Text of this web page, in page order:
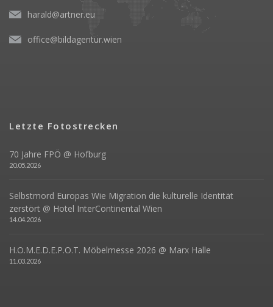
harald@artner.eu
office@bildagentur.wien
Letzte Fotostrecken
70 Jahre FPÖ @ Hofburg
20.05.2026
Selbstmord Europas Wie Migration die kulturelle Identität
zerstört @ Hotel InterContinental Wien
14.04.2026
H.O.M.E.D.E.P.O.T. Möbelmesse 2026 @ Marx Halle
11.03.2026